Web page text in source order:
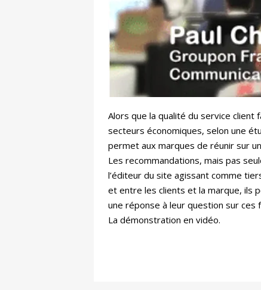
Alors que la qualité du service
secteurs économiques, selon une
permet aux marques de réunir sur
Les recommandations, mais pas
l’éditeur du site agissant comme
et entre les clients et la marque, ils
une réponse à leur question sur ces
La démonstration en vidéo.